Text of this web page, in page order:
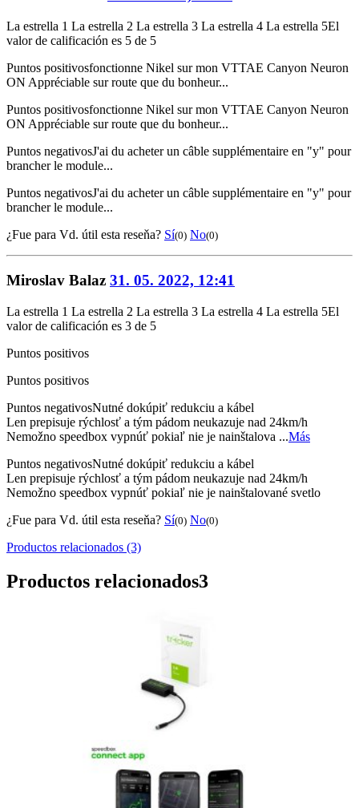
La estrella 1 La estrella 2 La estrella 3 La estrella 4 La estrella 5El
valor de calificación es 5 de 5
Puntos positivosfonctionne Nikel sur mon VTTAE Canyon Neuron
ON Appréciable sur route que du bonheur...
Puntos positivosfonctionne Nikel sur mon VTTAE Canyon Neuron
ON Appréciable sur route que du bonheur...
Puntos negativosJ'ai du acheter un câble supplémentaire en "y" pour
brancher le module...
Puntos negativosJ'ai du acheter un câble supplémentaire en "y" pour
brancher le module...
¿Fue para Vd. útil esta reseňa? Sí(0) No(0)
Miroslav Balaz 31. 05. 2022, 12:41
La estrella 1 La estrella 2 La estrella 3 La estrella 4 La estrella 5El
valor de calificación es 3 de 5
Puntos positivos
Puntos positivos
Puntos negativosNutné dokúpiť redukciu a kábel
Len prepisuje rýchlosť a tým pádom neukazuje nad 24km/h
Nemožno speedbox vypnúť pokiaľ nie je nainštalova ...Más
Puntos negativosNutné dokúpiť redukciu a kábel
Len prepisuje rýchlosť a tým pádom neukazuje nad 24km/h
Nemožno speedbox vypnúť pokiaľ nie je nainštalované svetlo
¿Fue para Vd. útil esta reseňa? Sí(0) No(0)
Productos relacionados (3)
Productos relacionados3